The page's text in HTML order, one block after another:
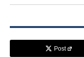
Post